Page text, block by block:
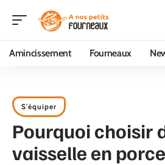
Amincissement Fourneaux
S'équiper
Pourquoi choisir
vaisselle en